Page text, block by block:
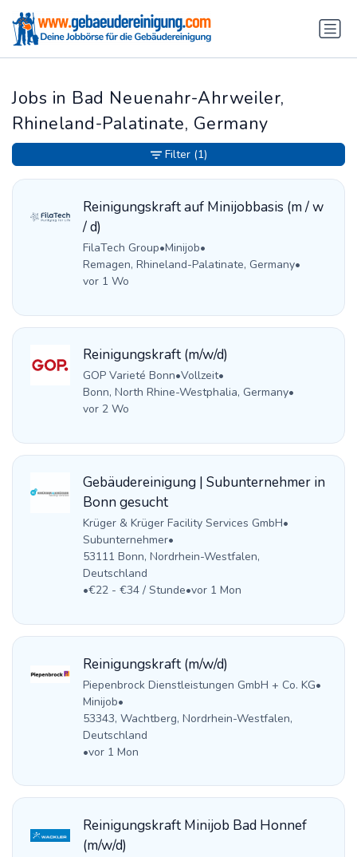
Jobs in Bad Neuenahr-Ahrweiler,
Rhineland-Palatinate, Germany
Reinigungskraft auf Minijobbasis (m / w
/ d)
FilaTech Group•Minijob•
Remagen, Rhineland-Palatinate, Germany•
vor 1 Wo
Reinigungskraft (m/w/d)
GOP Varieté Bonn•Vollzeit•
Bonn, North Rhine-Westphalia, Germany•
vor 2 Wo
Gebäudereinigung | Subunternehmer in
Bonn gesucht
Krüger & Krüger Facility Services GmbH•
Subunternehmer•
53111 Bonn, Nordrhein-Westfalen,
Deutschland
•€22 - €34 / Stunde•vor 1 Mon
Reinigungskraft (m/w/d)
Piepenbrock Dienstleistungen GmbH + Co. KG•
Minijob•
53343, Wachtberg, Nordrhein-Westfalen,
Deutschland
•vor 1 Mon
Reinigungskraft Minijob Bad Honnef
(m/w/d)
Filter (1)